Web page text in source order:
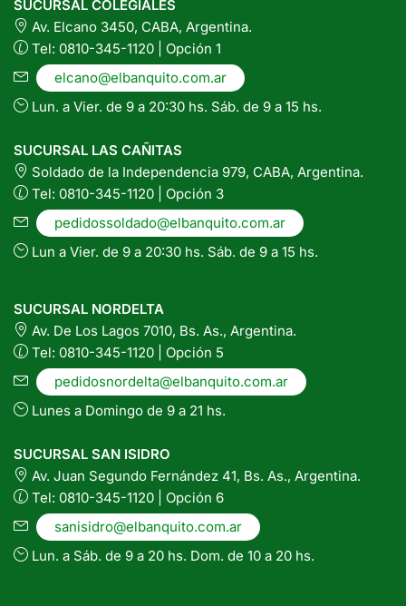
SUCURSAL COLEGIALES
Av. Elcano 3450, CABA, Argentina.
Tel: 0810-345-1120 | Opción 1
elcano@elbanquito.com.ar
Lun. a Vier. de 9 a 20:30 hs. Sáb. de 9 a 15 hs.
SUCURSAL LAS CAÑITAS
Soldado de la Independencia 979, CABA, Argentina.
Tel: 0810-345-1120 | Opción 3
pedidossoldado@elbanquito.com.ar
Lun a Vier. de 9 a 20:30 hs. Sáb. de 9 a 15 hs.
SUCURSAL NORDELTA
Av. De Los Lagos 7010, Bs. As., Argentina.
Tel: 0810-345-1120 | Opción 5
pedidosnordelta@elbanquito.com.ar
Lunes a Domingo de 9 a 21 hs.
SUCURSAL SAN ISIDRO
Av. Juan Segundo Fernández 41, Bs. As., Argentina.
Tel: 0810-345-1120 | Opción 6
sanisidro@elbanquito.com.ar
Lun. a Sáb. de 9 a 20 hs. Dom. de 10 a 20 hs.